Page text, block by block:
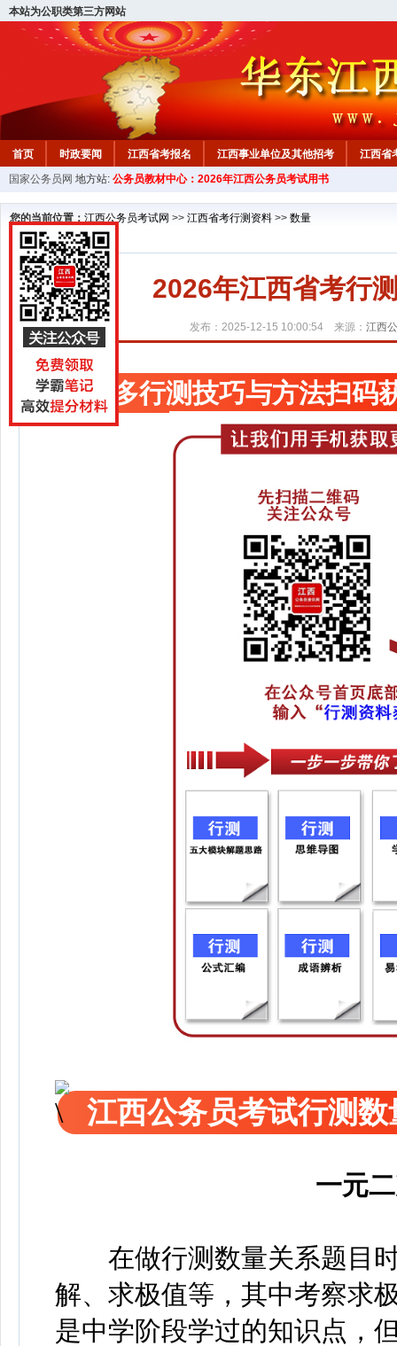
本站为公职类第三方网站
首页 时政要闻 江西省考报名 江西事业单位及其他招考 江西省
教材中心
国家公务员网 地方站: 公务员教材中心：2026年江西公务员考试用书
您的当前位置： 江西公务员考试网 >> 江西省考行测资料 >> 数量
2026年江西省考行
发布：2025-12-15 10:00:54 来源： 江西
更多行测技巧与方法扫码
江西公务员考试行测
一元
在做行测数量关系题目时
解、求极值等，其中考察求
是中学阶段学过的知识点，